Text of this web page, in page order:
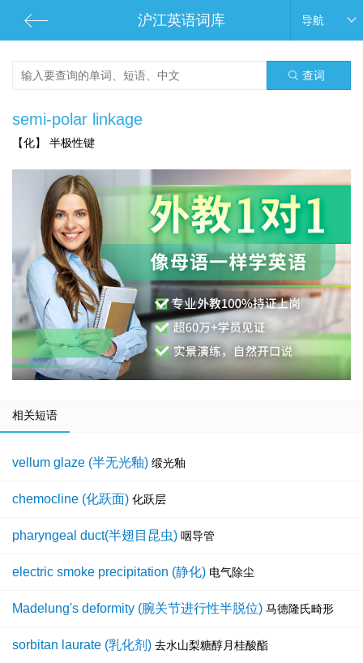
沪江英语词库 导航
查词
semi-polar linkage
【化】 半极性键
相关短语
vellum glaze (半无光釉) 缎光釉
chemocline (化跃面) 化跃层
pharyngeal duct(半翅目昆虫) 咽导管
electric smoke precipitation (静化) 电气除尘
Madelung's deformity (腕关节进行性半脱位) 马德隆氏畸形
sorbitan laurate (乳化剂) 去水山梨糖醇月桂酸酯